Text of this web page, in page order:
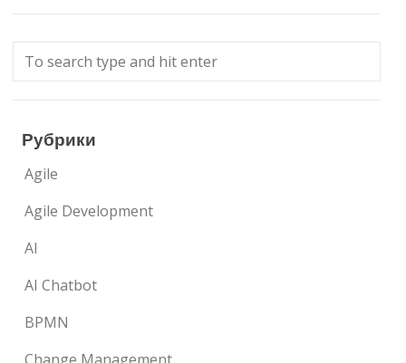
Рубрики
Agile
Agile Development
AI
AI Chatbot
BPMN